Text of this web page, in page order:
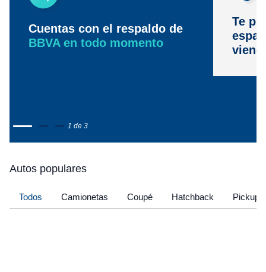
Cuentas con el respaldo de
BBVA en todo momento
Te
1 de 3
Autos populares
Todos Camionetas Coupé Hatchback Pickup